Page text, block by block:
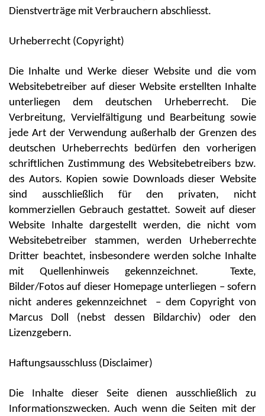
Dienstverträge mit Verbrauchern abschliesst.
Urheberrecht (Copyright)
Die Inhalte und Werke dieser Website und die vom
Websitebetreiber auf dieser Website erstellten Inhalte
unterliegen dem deutschen Urheberrecht. Die
Verbreitung, Vervielfältigung und Bearbeitung sowie
jede Art der Verwendung außerhalb der Grenzen des
deutschen Urheberrechts bedürfen den vorherigen
schriftlichen Zustimmung des Websitebetreibers bzw.
des Autors. Kopien sowie Downloads dieser Website
sind ausschließlich für den privaten, nicht
kommerziellen Gebrauch gestattet. Soweit auf dieser
Website Inhalte dargestellt werden, die nicht vom
Websitebetreiber stammen, werden Urheberrechte
Dritter beachtet, insbesondere werden solche Inhalte
mit Quellenhinweis gekennzeichnet. Texte,
Bilder/Fotos auf dieser Homepage unterliegen – sofern
nicht anderes gekennzeichnet – dem Copyright von
Marcus Doll (nebst dessen Bildarchiv) oder den
Lizenzgebern.
Haftungsausschluss (Disclaimer)
Die Inhalte dieser Seite dienen ausschließlich zu
Informationszwecken. Auch wenn die Seiten mit der